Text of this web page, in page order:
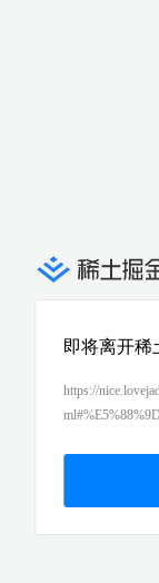
即将离开稀
https://